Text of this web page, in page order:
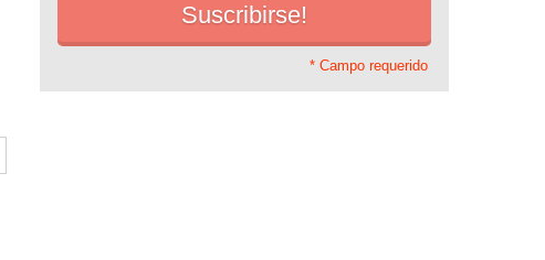
* Campo requerido